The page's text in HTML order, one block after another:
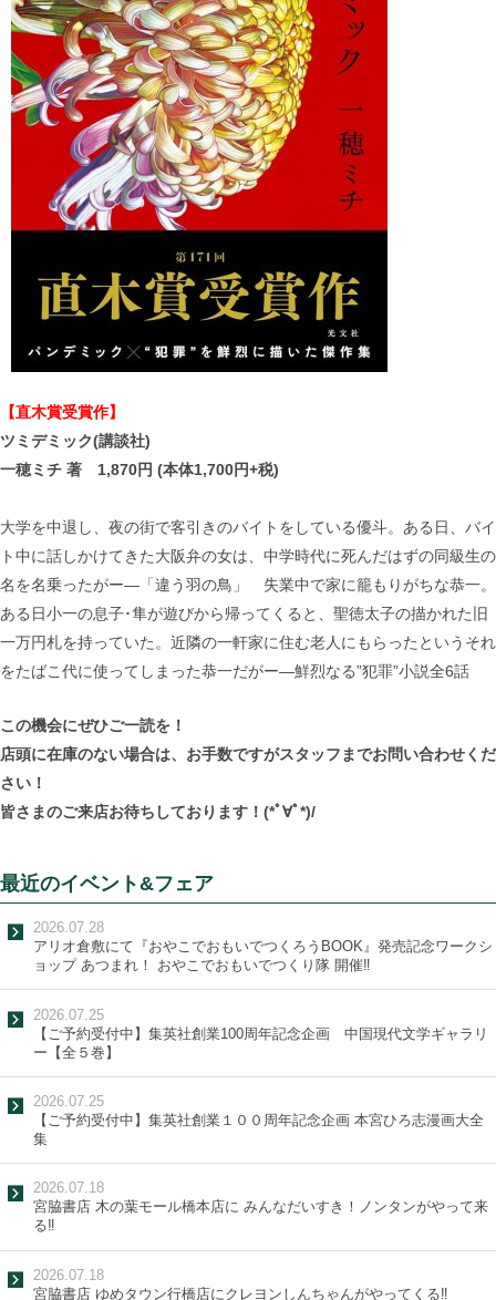
【直木賞受賞作】
ツミデミック(講談社)
一穂ミチ 著 1,870円 (本体1,700円+税)
大学を中退し、夜の街で客引きのバイトをしている優斗。ある日、バイ
ト中に話しかけてきた大阪弁の女は、中学時代に死んだはずの同級生の
名を名乗ったがー―「違う羽の鳥」 失業中で家に籠もりがちな恭一。
ある日小一の息子･隼が遊びから帰ってくると、聖徳太子の描かれた旧
一万円札を持っていた。近隣の一軒家に住む老人にもらったというそれ
をたばこ代に使ってしまった恭一だがー―鮮烈なる”犯罪”小説全6話
この機会にぜひご一読を！
店頭に在庫のない場合は、お手数ですがスタッフまでお問い合わせくだ
さい！
皆さまのご来店お待ちしております！(*ﾟ∀ﾟ*)/
最近のイベント&フェア
2026.07.28
アリオ倉敷にて『おやこでおもいでつくろうBOOK』発売記念ワークシ
ョップ あつまれ！ おやこでおもいでつくり隊 開催‼
2026.07.25
【ご予約受付中】集英社創業100周年記念企画 中国現代文学ギャラリ
ー【全５巻】
2026.07.25
【ご予約受付中】集英社創業１００周年記念企画 本宮ひろ志漫画大全
集
2026.07.18
宮脇書店 木の葉モール橋本店に みんなだいすき！ノンタンがやって来
る‼
2026.07.18
宮脇書店 ゆめタウン行橋店にクレヨンしんちゃんがやってくる‼